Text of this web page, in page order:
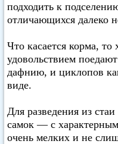
подходить к
отличающихся далеко
Что касается корма,
удовольствием
дафнию, и циклопов
виде.
Для разведения из
самок — с
очень мелких и не